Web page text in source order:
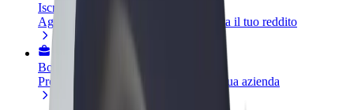
Iscriviti come proprietario della flotta
Aggiungi la tua flotta a Bolt e aumenta il tuo reddito
Bolt per le aziende
Prodotti e servizi Bolt scalabili per la tua azienda